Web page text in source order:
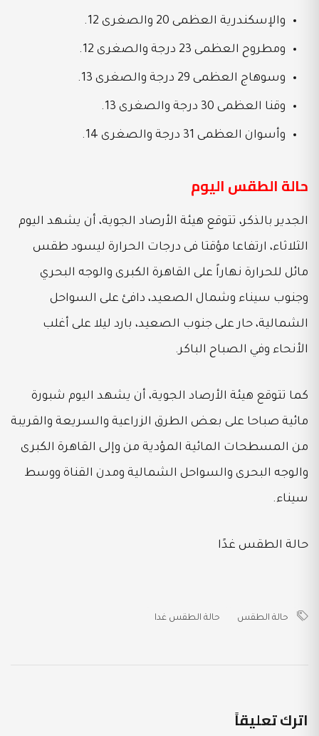
والإسكندرية العظمى 20 والصغرى 12.
ومطروح العظمى 23 درجة والصغرى 12.
وسوهاج العظمى 29 درجة والصغرى 13.
وقنا العظمى 30 درجة والصغرى 13.
وأسوان العظمى 31 درجة والصغرى 14.
حالة الطقس اليوم
الجدير بالذكر، تتوقع هيئة الأرصاد الجوية، أن يشهد اليوم
الثلاثاء، ارتفاعا مؤقتا فى درجات الحرارة ليسود طقس
مائل للحرارة نهاراً على القاهرة الكبرى والوجه البحري
وجنوب سيناء وشمال الصعيد، دافئ على السواحل
الشمالية، حار على جنوب الصعيد، بارد ليلا على أغلب
الأنحاء وفي الصباح الباكر.
كما تتوقع هيئة الأرصاد الجوية، أن يشهد اليوم شبورة
مائية صباحا على بعض الطرق الزراعية والسريعة والقريبة
من المسطحات المائية المؤدية من وإلى القاهرة الكبرى
والوجه البحرى والسواحل الشمالية ومدن القناة ووسط
سيناء.
حالة الطقس غدًا
حالة الطقس حالة الطقس غدا
اترك تعليقاً